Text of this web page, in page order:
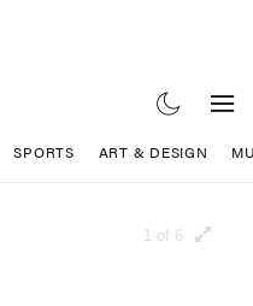
SPORTS ART & DESIGN
1 of 6